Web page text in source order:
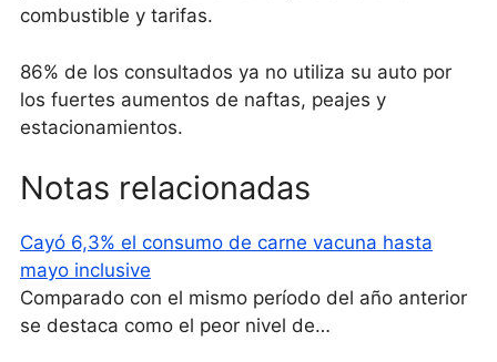
combustible y tarifas.
86% de los consultados ya no utiliza su auto por
los fuertes aumentos de naftas, peajes y
estacionamientos.
Notas relacionadas
Cayó 6,3% el consumo de carne vacuna hasta
mayo inclusive
Comparado con el mismo período del año anterior
se destaca como el peor nivel de…